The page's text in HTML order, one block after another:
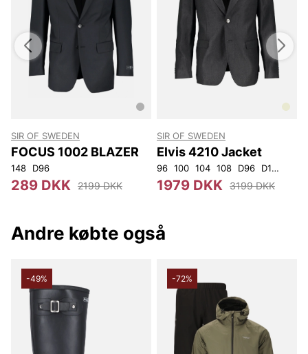
SIR OF SWEDEN
FOCUS 1002 BLAZER
148 D96
289 DKK 2199 DKK
SIR OF SWEDEN
Elvis 4210 Jacket
96 100 104 108 D96 D100
1979 DKK 3199 DKK
Andre købte også
-49% -72%